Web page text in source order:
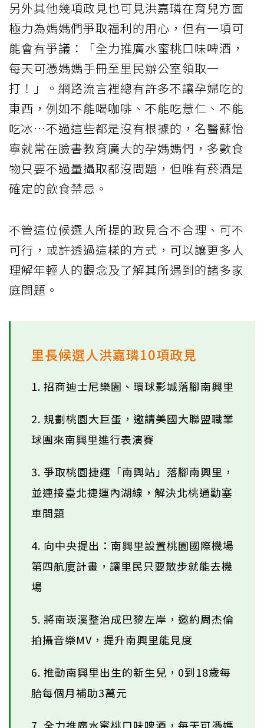
另外其他幾項政見也可見洪嘉璘在育兒方面
極力為媽媽們爭取福利的用心，但有一項可
能會有爭議：「全力推廣水蜜桃口味啤酒，
每天可憑媽媽手冊至里民辦公室領取一
打！」。網路流言裡總有許多不讓孕婦吃的
東西，例如不能喝咖啡、不能吃薏仁、不能
吃冰…不過這些都是沒有根據的，名醫蘇怡
寧就常在臉書教育廣大的孕媽媽們，多數食
物只要不過量攝取都沒問題，但唯有菸酒是
確定的飲食禁忌。
不管這位候選人所提的政見合不合理、可不
可行，或許透過這樣的方式，可以讓更多人
理解年輕人的觀念及了解其所遇到的諸多家
庭問題。
里長候選人洪嘉璘10項政見
1. 招商迪士尼樂園、環球影城落腳南興里
2. 規劃桃園大巨蛋，邀請美國大聯盟職業
球團來南興里進行表演賽
3. 爭取桃園捷運「南興站」落腳南興里，
並連接臺北捷運內湖線，解決北桃通勤塞
車問題
4. 向中央提出：南興里設置桃園國際機場
第四航廈計畫，讓里民只要散步就能去機
場
5. 將南崁溪整治成巴黎左岸，邀約周杰倫
拍攝音樂MV，提升南興里能見度
6. 推動南興里出生的新生兒，0到18歲每
胎每個月補助3萬元